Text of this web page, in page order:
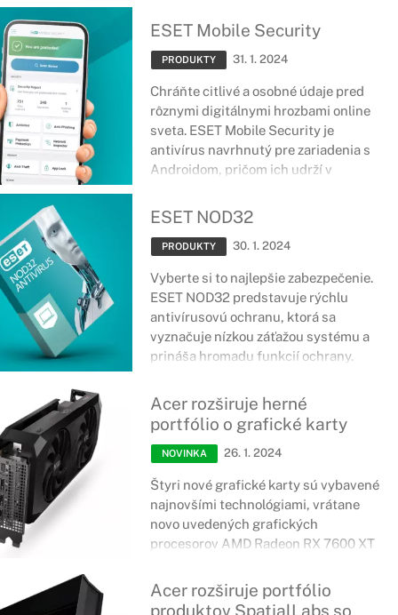
ESET Mobile Security
PRODUKTY 31. 1. 2024
Chráňte citlivé a osobné údaje pred
rôznymi digitálnymi hrozbami online
sveta. ESET Mobile Security je
antivírus navrhnutý pre zariadenia s
Androidom, pričom ich udrží v
bezpečnosti, ochrana platieb, strážca
siete a množstvo ďalších nástrojov a
funkcií sa postará o špičkové
ESET NOD32
PRODUKTY 30. 1. 2024
Vyberte si to najlepšie zabezpečenie.
ESET NOD32 predstavuje rýchlu
antivírusovú ochranu, ktorá sa
vyznačuje nízkou záťažou systému a
prináša hromadu funkcií ochrany.
Acer rozširuje herné
portfólio o grafické karty
NOVINKA 26. 1. 2024
Štyri nové grafické karty sú vybavené
najnovšími technológiami, vrátane
novo uvedených grafických
procesorov AMD Radeon RX 7600 XT
spoločnosti Acer
Acer rozširuje portfólio
produktov SpatialLabs so